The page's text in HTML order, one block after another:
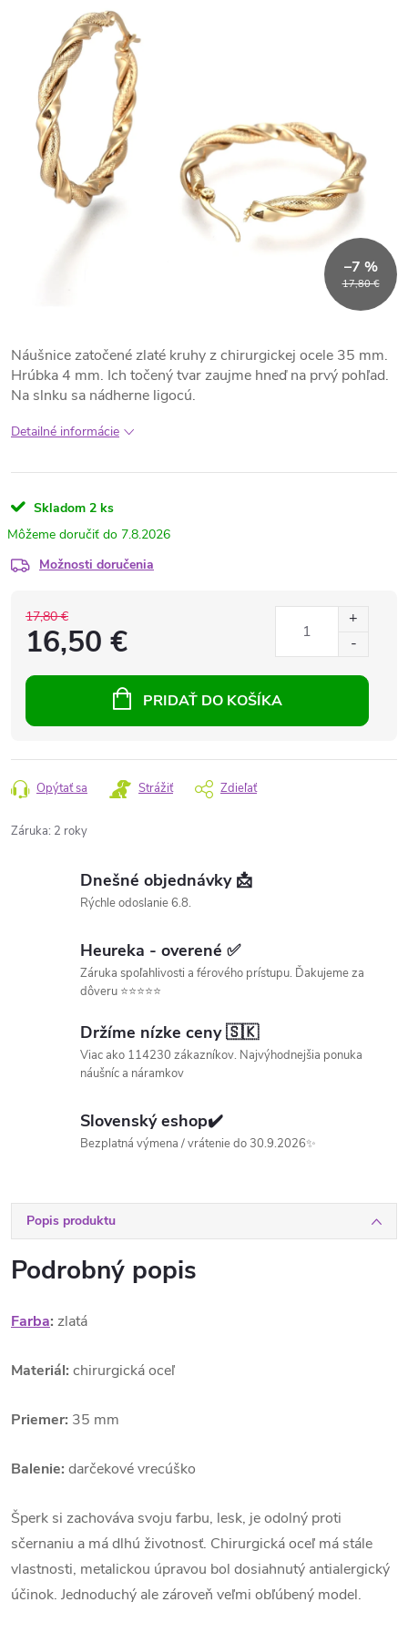
17,80 €
–7 %
Náušnice zatočené zlaté kruhy z chirurgickej ocele 35 mm.
Hrúbka 4 mm. Ich točený tvar zaujme hneď na prvý pohľad.
Na slnku sa nádherne ligocú.
Detailné informácie
Skladom 2 ks
7.8.2026
Možnosti doručenia
17,80 €
16,50 €
PRIDAŤ DO KOŠÍKA
Opýtať sa Strážiť Zdieľať
Záruka: 2 roky
Dnešné objednávky 📩
Rýchle odoslanie 6.8.
Heureka - overené ✅
Záruka spoľahlivosti a férového prístupu. Ďakujeme za
dôveru ⭐⭐⭐⭐⭐
Držíme nízke ceny 🇸🇰
Viac ako 114230 zákazníkov. Najvýhodnejšia ponuka
náušníc a náramkov
Slovenský eshop✔️
Bezplatná výmena / vrátenie do 30.9.2026✨
Popis produktu
Podrobný popis
Farba: zlatá
Materiál: chirurgická oceľ
Priemer: 35 mm
Balenie: darčekové vrecúško
Šperk si zachováva svoju farbu, lesk, je odolný proti
sčernaniu a má dlhú životnosť. Chirurgická oceľ má stále
vlastnosti, metalickou úpravou bol dosiahnutý antialergický
účinok. Jednoduchý ale zároveň veľmi obľúbený model.